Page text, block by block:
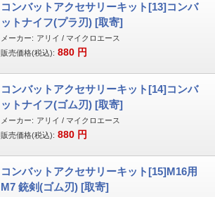
コンバットアクセサリーキット[13]コンバ
ットナイフ(プラ刃) [取寄]
メーカー: アリイ / マイクロエース
販売価格(税込): 880 円
コンバットアクセサリーキット[14]コンバ
ットナイフ(ゴム刃) [取寄]
メーカー: アリイ / マイクロエース
販売価格(税込): 880 円
コンバットアクセサリーキット[15]M16用
M7 銃剣(ゴム刃) [取寄]